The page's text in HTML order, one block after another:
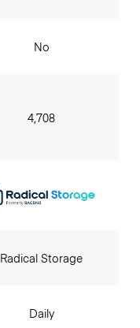
No
4,708
Radical Storage
Daily